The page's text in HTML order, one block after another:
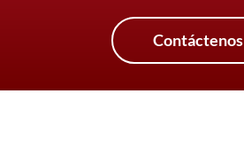
Contáctenos